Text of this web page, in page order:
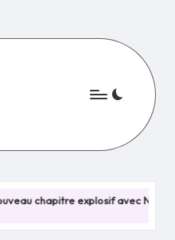
explosif avec Nevermind !